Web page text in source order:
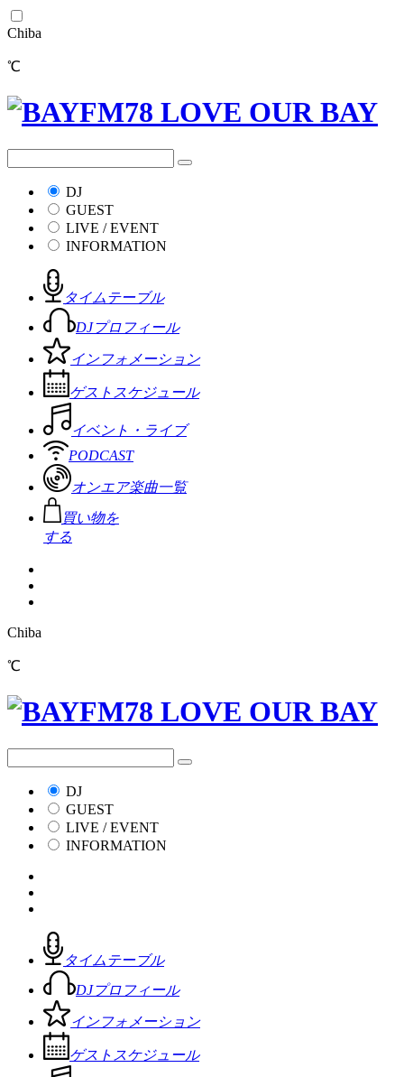
Chiba
℃
DJ
GUEST
LIVE / EVENT
INFORMATION
タイムテーブル
DJプロフィール
インフォメーション
ゲストスケジュール
イベント・ライブ
PODCAST
オンエア楽曲一覧
買い物を
する
Chiba
℃
DJ
GUEST
LIVE / EVENT
INFORMATION
タイムテーブル
DJプロフィール
インフォメーション
ゲストスケジュール